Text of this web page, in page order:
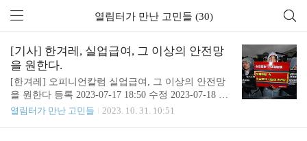
열림터가 만난 고민들 (30)
[기사] 한겨레, 실업급여, 그 이상의 안전망
을 원한다.
[한겨레] 오피니언칼럼 실업급여, 그 이상의 안전망
을 원한다 등록 2023-07-17 18:50 수정 2023-07-18 02:
41 [세상읽기] 김혜정 | 한국성폭력상담소 소장 지난
열림터가 만난 고민들 2023. 10. 31. 10:51